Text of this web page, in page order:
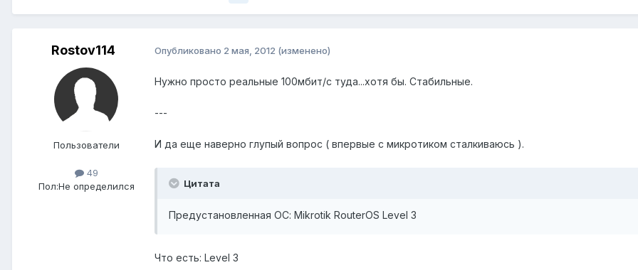
Rostov114
Пользователи
49
Пол:Не определился
Опубликовано 2 мая, 2012 (изменено)
Нужно просто реальные 100мбит/с туда...хотя бы. Стабильные.
---
И да еще наверно глупый вопрос ( впервые с микротиком сталкиваюсь ).
Цитата
Предустановленная ОС: Mikrotik RouterOS Level 3
Что есть: Level 3